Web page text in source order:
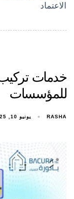
الاعتماد
خدمات تركيب
للمؤسسات
RASHA يونيو 10, 2025